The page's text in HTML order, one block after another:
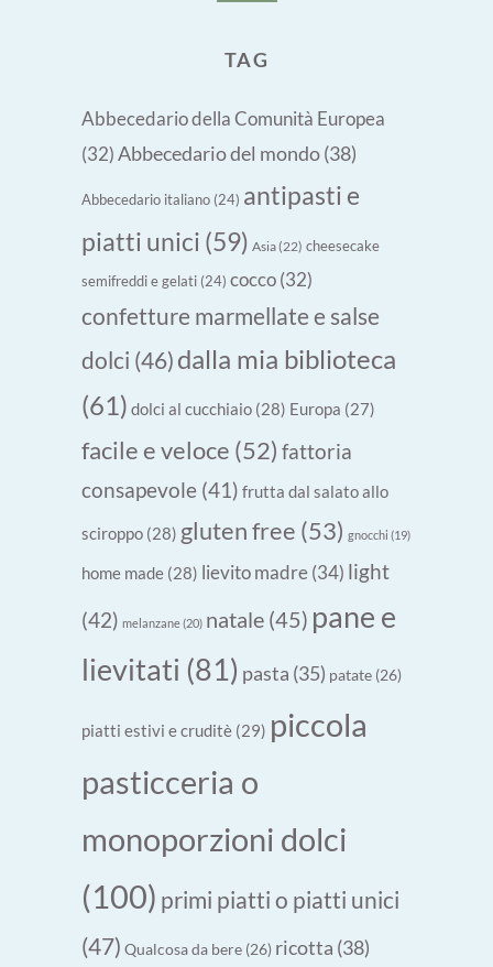
TAG
Abbecedario della Comunità Europea
(32) Abbecedario del mondo(38)
Abbecedario italiano (24) antipasti e
piatti unici (59) Asia(22) cheesecake
semifreddi e gelati (24) cocco (32)
confetture marmellate e salse
dolci (46) dalla mia biblioteca
(61) dolci al cucchiaio (28) Europa (27)
facile e veloce (52) fattoria
consapevole (41) frutta dal salato allo
sciroppo (28) gluten free (53) gnocchi (19)
home made (28) lievito madre(34) light
(42) melanzane(20) natale (45) pane e
lievitati (81) pasta (35) patate (26)
piatti estivi e cruditè (29) piccola
pasticceria o
monoporzioni dolci
(100) primi piatti o piatti unici
(47) Qualcosa da bere (26) ricotta (38)